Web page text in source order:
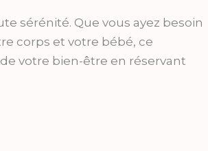
sérénité. Que vous ayez besoin
corps et votre bébé, ce
votre bien-être en réservant